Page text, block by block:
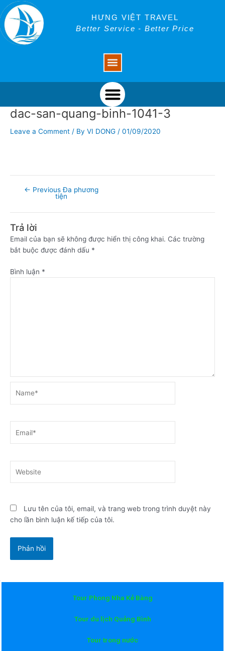
Skip
to
content
HƯNG VIỆT TRAVEL
Better Service - Better Price
Menu
dac-san-quang-binh-1041-3
Leave a Comment / By VI DONG / 01/09/2020
Post
navigation
← Previous Đa phương
tiện
Trả lời
Email của bạn sẽ không được hiển thị công khai. Các trường
bắt buộc được đánh dấu *
Bình luận *
Lưu tên của tôi, email, và trang web trong trình duyệt này
cho lần bình luận kế tiếp của tôi.
Tour Phong Nha Kẻ Bàng
Tour du lịch Quảng Bình
Tour trong nước